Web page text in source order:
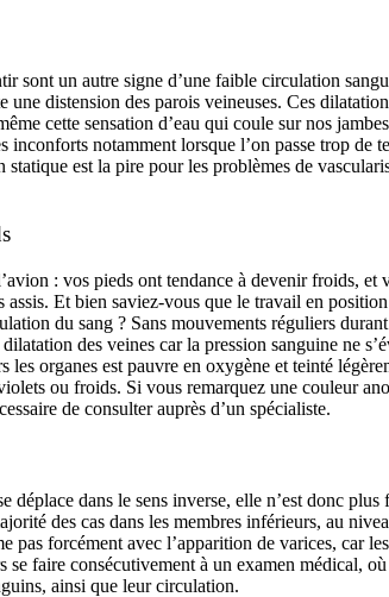
sont un autre signe d’une faible circulation
distension des parois veineuses. Ces
cette sensation d’eau qui coule sur nos
inconforts notamment lorsque l’on passe trop de
est la pire pour les problèmes de
: vos pieds ont tendance à devenir froids, et
Et bien saviez-vous que le travail en
du sang ? Sans mouvements réguliers
des veines car la pression sanguine ne
organes est pauvre en oxygène et teinté
ou froids. Si vous remarquez une couleur
de consulter auprès d’un spécialiste.
déplace dans le sens inverse, elle n’est donc
des cas dans les membres inférieurs, au
forcément avec l’apparition de varices, car
faire consécutivement à un examen médical,
ainsi que leur circulation.